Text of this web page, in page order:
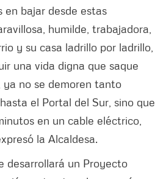
en bajar desde estas
humilde, trabajadora,
y su casa ladrillo por ladrillo,
una vida digna que saque
ya no se demoren tanto
el Portal del Sur, sino que
en un cable eléctrico,
la Alcaldesa.
desarrollará un Proyecto